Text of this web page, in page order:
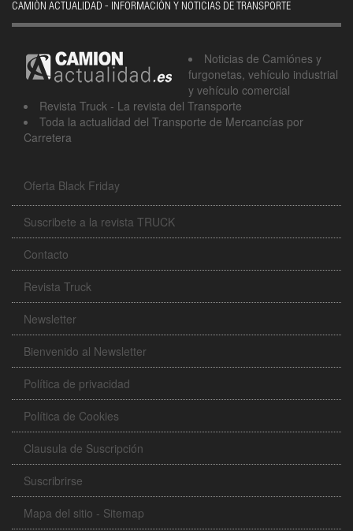
CAMIÓN ACTUALIDAD - INFORMACIÓN Y NOTICIAS DE TRANSPORTE
Noticias de Camiónes y
furgonetas, vehículo industrial
y vehículo comercial
Revista Truck - La revista del Transporte
Toda la actualidad del Transporte de Mercancías por
Carretera
Oferta Black Friday
Suscribete a la revista TRUCK
Contacto
Revista Truck
Newsletter
Bienvenido al Newsletter
Política de privacidad
Política de Cookies
Clausula de Suscripción
Suscribrirse
Mapa del sitio - Sitemap